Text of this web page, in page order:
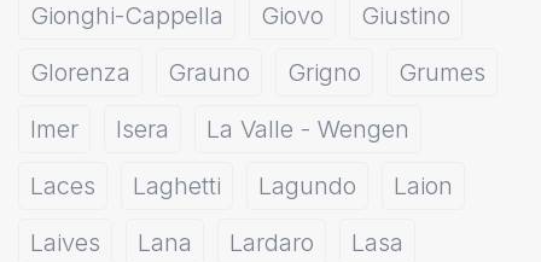
Gionghi-Cappella
Giovo
Giustino
Glorenza
Grauno Grigno
Grumes
Imer
Isera
La Valle - Wengen
Laces
Laghetti Lagundo
Laion
Laives
Lana Lardaro
Lasa